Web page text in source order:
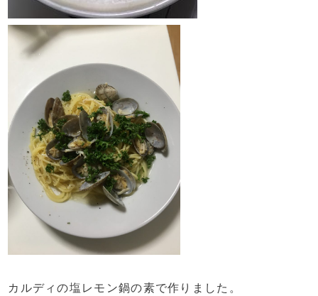
カルディの塩レモン鍋の素で作りました。